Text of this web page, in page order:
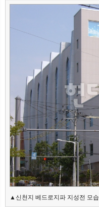
▲신천지 베드로지파 지성전 모습